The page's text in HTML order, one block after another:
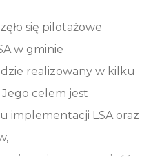
się pilotażowe
w gminie
realizowany w kilku
celem jest
implementacji LSA oraz